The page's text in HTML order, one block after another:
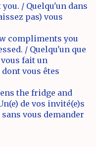
/ Quelqu'un dans
pas) vous
compliments you
/ Quelqu'un que
fait un
vous êtes
the fridge and
de vos invité(e)s
vous demander